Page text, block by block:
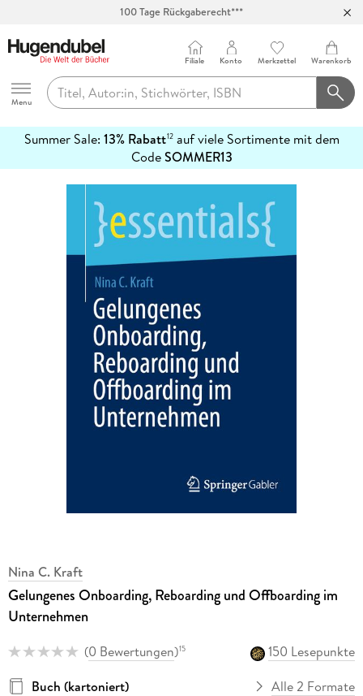
100 Tage Rückgaberecht***
Hugendubel
Menu
Filiale Konto Merkzettel Warenkorb
Summer Sale: 13% Rabatt12auf viele Sortimente mit dem
CodeSOMMER13
erfahren
Nina C. Kraft
Gelungenes Onboarding, Reboarding und Offboarding im
Unternehmen
(0 Bewertungen)15
150 Lesepunkte
Buch (kartoniert)
Alle 2 Formate